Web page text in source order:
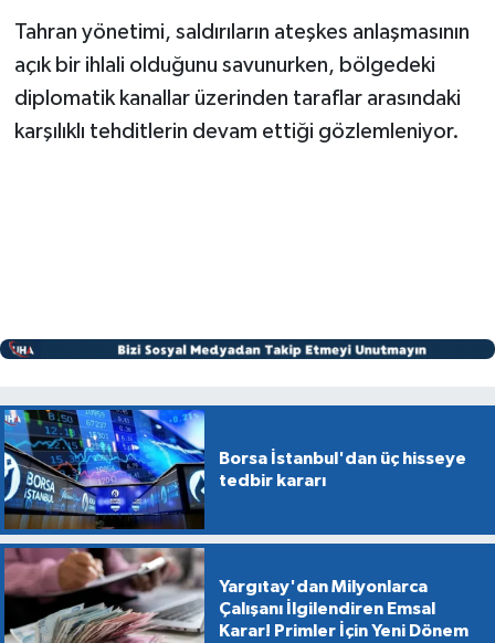
Tahran yönetimi, saldırıların ateşkes anlaşmasının
açık bir ihlali olduğunu savunurken, bölgedeki
diplomatik kanallar üzerinden taraflar arasındaki
karşılıklı tehditlerin devam ettiği gözlemleniyor.
Borsa İstanbul'dan üç hisseye
tedbir kararı
Yargıtay'dan Milyonlarca
Çalışanı İlgilendiren Emsal
Karar! Primler İçin Yeni Dönem